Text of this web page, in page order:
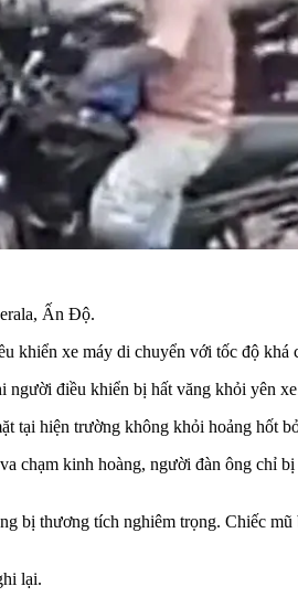
Ấn Độ.
khiển xe máy di chuyển với tốc độ
điều khiển bị hất văng khỏi yên
tại hiện trường không khỏi hoảng hốt
chạm kinh hoàng, người đàn ông chỉ
bị thương tích nghiêm trọng. Chiếc
lại.